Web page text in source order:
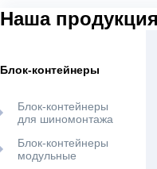
Наша продукция
Блок-контейнеры
Блок-контейнеры
для шиномонтажа
Блок-контейнеры
модульные